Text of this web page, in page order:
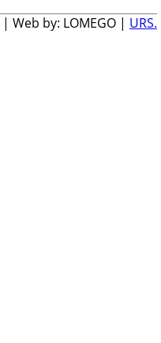
| Web by: LOMEGO | URS.